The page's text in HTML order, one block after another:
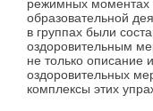
режимных моментах
образовательной
в группах были
оздоровительным
не только описание
оздоровительных
комплексы этих